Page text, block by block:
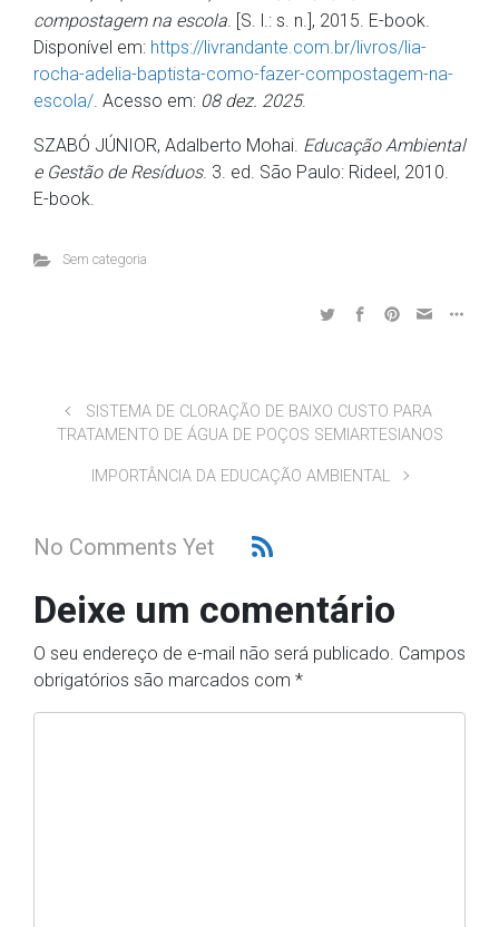
compostagem na escola. [S. l.: s. n.], 2015. E-book.
Disponível em: https://livrandante.com.br/livros/lia-
rocha-adelia-baptista-como-fazer-compostagem-na-
escola/. Acesso em: 08 dez. 2025.
SZABÓ JÚNIOR, Adalberto Mohai. Educação Ambiental
e Gestão de Resíduos. 3. ed. São Paulo: Rideel, 2010.
E-book.
Sem categoria
SISTEMA DE CLORAÇÃO DE BAIXO CUSTO PARA
TRATAMENTO DE ÁGUA DE POÇOS SEMIARTESIANOS
IMPORTÂNCIA DA EDUCAÇÃO AMBIENTAL
No Comments Yet
Deixe um comentário
O seu endereço de e-mail não será publicado. Campos
obrigatórios são marcados com *